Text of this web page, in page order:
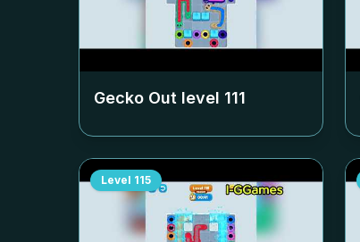
Gecko Out level 111
Level 115